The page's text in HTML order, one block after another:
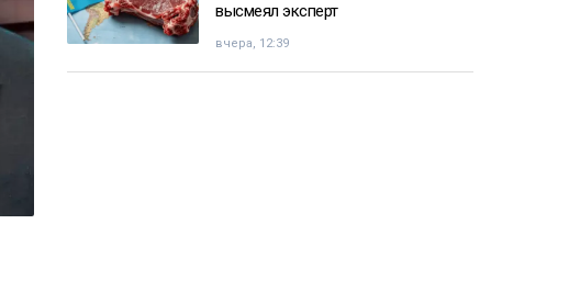
высмеял эксперт
вчера, 12:39